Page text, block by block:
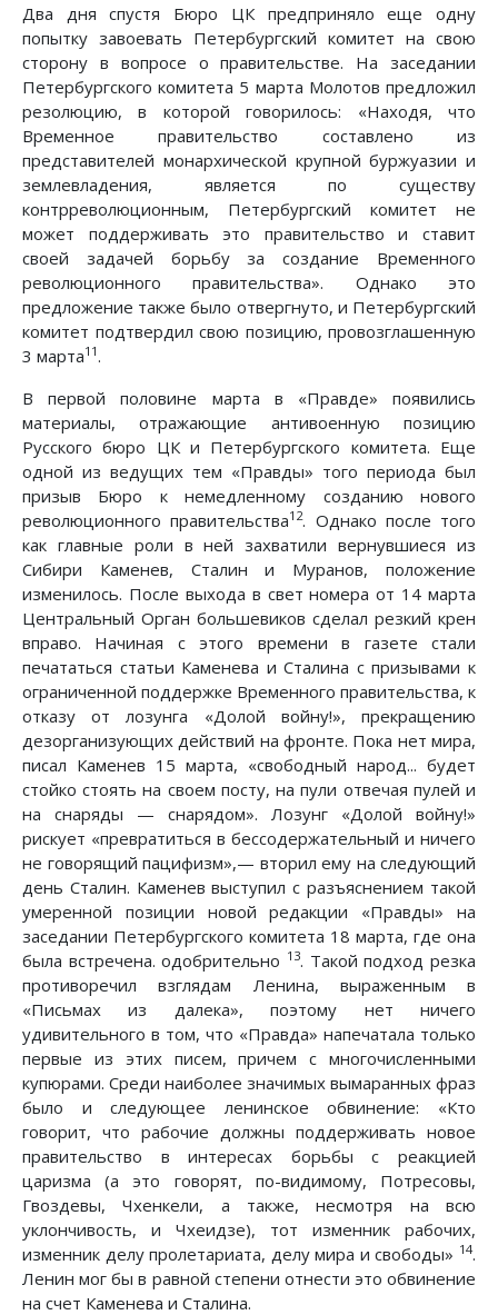
Два дня спустя Бюро ЦК предприняло еще одну
попытку завоевать Петербургский комитет на свою
сторону в вопросе о правительстве. На заседании
Петербургского комитета 5 марта Молотов предложил
резолюцию, в которой говорилось: «Находя, что
Временное правительство составлено из
представителей монархической крупной буржуазии и
землевладения, является по существу
контрреволюционным, Петербургский комитет не
может поддерживать это правительство и ставит
своей задачей борьбу за создание Временного
революционного правительства». Однако это
предложение также было отвергнуто, и Петербургский
комитет подтвердил свою позицию, провозглашенную
3 марта11 .
В первой половине марта в «Правде» появились
материалы, отражающие антивоенную позицию
Русского бюро ЦК и Петербургского комитета. Еще
одной из ведущих тем «Правды» того периода был
призыв Бюро к немедленному созданию нового
революционного правительства12. Однако после того
как главные роли в ней захватили вернувшиеся из
Сибири Каменев, Сталин и Муранов, положение
изменилось. После выхода в свет номера от 14 марта
Центральный Орган большевиков сделал резкий крен
вправо. Начиная с этого времени в газете стали
печататься статьи Каменева и Сталина с призывами к
ограниченной поддержке Временного правительства, к
отказу от лозунга «Долой войну!», прекращению
дезорганизующих действий на фронте. Пока нет мира,
писал Каменев 15 марта, «свободный народ... будет
стойко стоять на своем посту, на пули отвечая пулей и
на снаряды — снарядом». Лозунг «Долой войну!»
рискует «превратиться в бессодержательный и ничего
не говорящий пацифизм»,— вторил ему на следующий
день Сталин. Каменев выступил с разъяснением такой
умеренной позиции новой редакции «Правды» на
заседании Петербургского комитета 18 марта, где она
была встречена. одобрительно 13. Такой подход резка
противоречил взглядам Ленина, выраженным в
«Письмах из далека», поэтому нет ничего
удивительного в том, что «Правда» напечатала только
первые из этих писем, причем с многочисленными
купюрами. Среди наиболее значимых вымаранных фраз
было и следующее ленинское обвинение: «Кто
говорит, что рабочие должны поддерживать новое
правительство в интересах борьбы с реакцией
царизма (а это говорят, по-видимому, Потресовы,
Гвоздевы, Чхенкели, а также, несмотря на всю
уклончивость, и Чхеидзе), тот изменник рабочих,
изменник делу пролетариата, делу мира и свободы» 14.
Ленин мог бы в равной степени отнести это обвинение
на счет Каменева и Сталина.